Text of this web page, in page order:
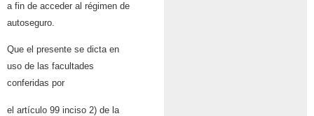
a fin de acceder al régimen de
autoseguro.
Que el presente se dicta en
uso de las facultades
conferidas por
el artículo 99 inciso 2) de la